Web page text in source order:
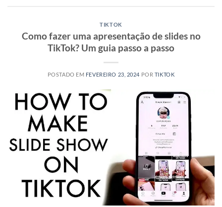
TIKTOK
Como fazer uma apresentação de slides no
TikTok? Um guia passo a passo
POSTADO EM FEVEREIRO 23, 2024 POR TIKTOK